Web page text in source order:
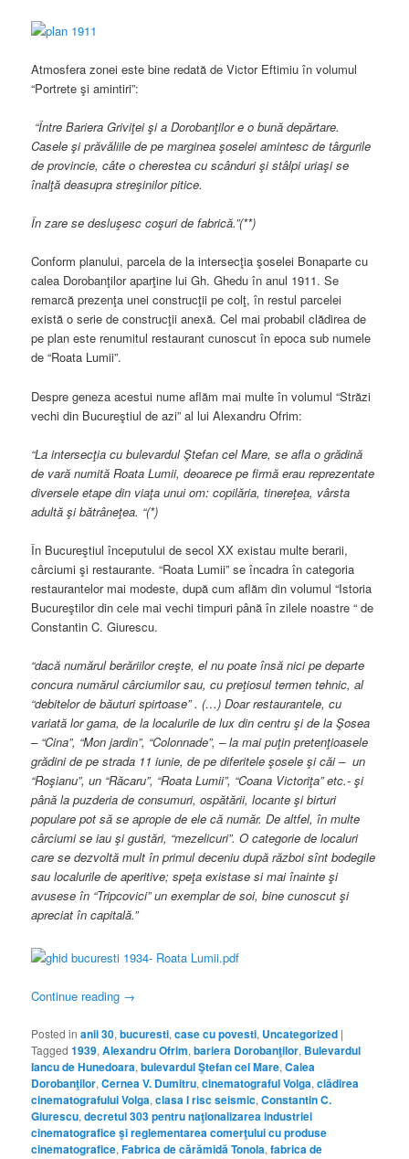
Atmosfera zonei este bine redată de Victor Eftimiu în volumul
“Portrete şi amintiri”:
“Între Bariera Griviţei şi a Dorobanţilor e o bună depărtare.
Casele şi prăvăliile de pe marginea şoselei amintesc de târgurile
de provincie, câte o cherestea cu scânduri şi stâlpi uriaşi se
înalţă deasupra streşinilor pitice.
În zare se desluşesc coşuri de fabrică.”(**)
Conform planului, parcela de la intersecţia şoselei Bonaparte cu
calea Dorobanţilor aparţine lui Gh. Ghedu în anul 1911. Se
remarcă prezenţa unei construcţii pe colţ, în restul parcelei
există o serie de construcţii anexă. Cel mai probabil clădirea de
pe plan este renumitul restaurant cunoscut în epoca sub numele
de “Roata Lumii”.
Despre geneza acestui nume aflăm mai multe în volumul “Străzi
vechi din Bucureştiul de azi” al lui Alexandru Ofrim:
“La intersecţia cu bulevardul Ştefan cel Mare, se afla o grădină
de vară numită Roata Lumii, deoarece pe firmă erau reprezentate
diversele etape din viaţa unui om: copilăria, tinereţea, vârsta
adultă şi bătrâneţea. “(*)
În Bucureştiul începutului de secol XX existau multe berarii,
cârciumi şi restaurante. “Roata Lumii” se încadra în categoria
restaurantelor mai modeste, după cum aflăm din volumul “Istoria
Bucureştilor din cele mai vechi timpuri până în zilele noastre “ de
Constantin C. Giurescu.
“dacă numărul berăriilor creşte, el nu poate însă nici pe departe
concura numărul cârciumilor sau, cu preţiosul termen tehnic, al
“debitelor de băuturi spirtoase” . (…) Doar restaurantele, cu
variată lor gama, de la localurile de lux din centru şi de la Şosea
– “Cina”, “Mon jardin”, “Colonnade”, – la mai puţin pretenţioasele
grădini de pe strada 11 iunie, de pe diferitele şosele şi căi – un
“Roşianu”, un “Răcaru”, “Roata Lumii”, “Coana Victoriţa” etc.- şi
până la puzderia de consumuri, ospătării, locante şi birturi
populare pot să se apropie de ele că număr. De altfel, în multe
cârciumi se iau şi gustări, “mezelicuri”. O categorie de localuri
care se dezvoltă mult în primul deceniu după război sînt bodegile
sau localurile de aperitive; speţa existase si mai înainte şi
avusese în “Tripcovici” un exemplar de soi, bine cunoscut şi
apreciat în capitală.”
Continue reading →
Posted in anii 30,bucuresti,case cu povesti, Uncategorized |
Tagged 1939,Alexandru Ofrim,bariera Dorobanţilor, Bulevardul
Iancu de Hunedoara,bulevardul Ştefan cel Mare,Calea
Dorobanţilor,Cernea V. Dumitru,cinematograful Volga,clădirea
cinematografului Volga,clasa I risc seismic,Constantin C.
Giurescu,decretul 303 pentru naţionalizarea industriei
cinematografice şi reglementarea comerţului cu produse
cinematografice,Fabrica de cărămidă Tonola,fabrica de